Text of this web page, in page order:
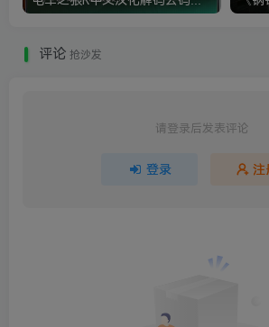
评论 抢沙发
请登录后发表评论
登录 注